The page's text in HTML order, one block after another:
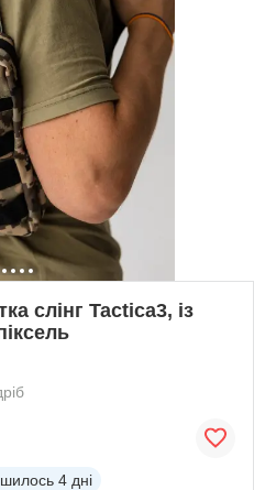
слінг Tactica3, із
4 дні